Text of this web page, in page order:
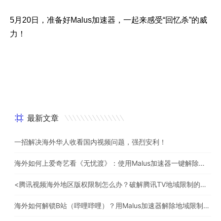
5月20日，准备好Malus加速器，一起来感受“回忆杀”的威
力！
最新文章
一招解决海外华人收看国内视频问题，强烈安利！
海外如何上爱奇艺看《无忧渡》：使用Malus加速器一键解除地域限制
<腾讯视频海外地区版权限制怎么办？破解腾讯TV地域限制的办法>
海外如何解锁B站（哔哩哔哩）？用Malus加速器解除地域限制，一键流畅追番